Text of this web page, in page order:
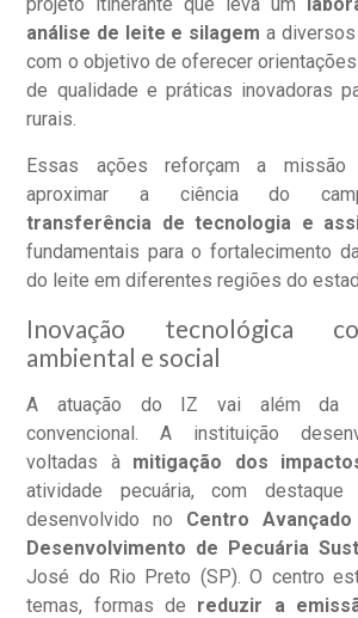
projeto itinerante que leva um
análise de leite e silagem a
com o objetivo de oferecer
de qualidade e práticas inovadoras
rurais.
Essas ações reforçam a
aproximar a ciência do
transferência de tecnologia e
fundamentais para o fortalecimento
do leite em diferentes regiões do
Inovação tecnológica
ambiental e social
A atuação do IZ vai além da
convencional. A instituição
voltadas à mitigação dos
atividade pecuária, com
desenvolvido no Centro
Desenvolvimento de Pecuária
José do Rio Preto (SP). O centro
temas, formas de reduzir a